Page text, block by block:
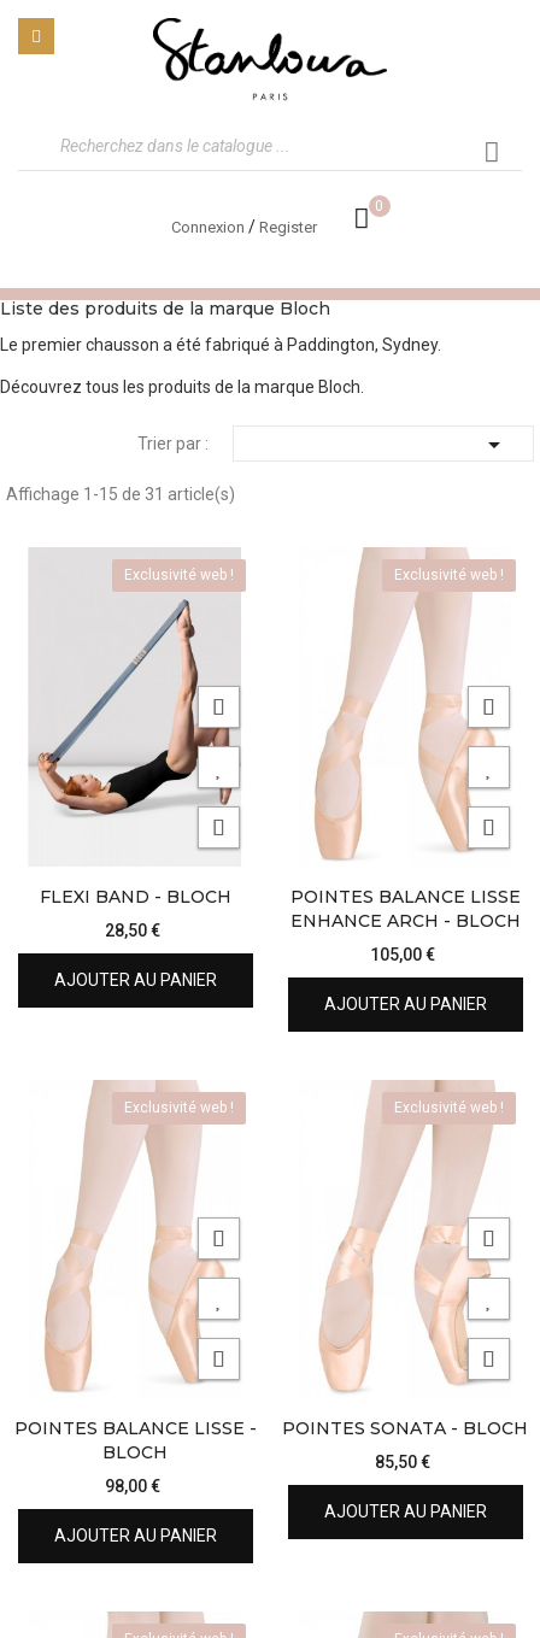
Connexion / Register
0
Liste des produits de la marque Bloch
Le premier chausson a été fabriqué à Paddington, Sydney.
Découvrez tous les produits de la marque Bloch.
Trier par : 
Affichage 1-15 de 31 article(s)
Exclusivité web !
FLEXI BAND - BLOCH
28,50 €
AJOUTER AU PANIER
Exclusivité web !
POINTES BALANCE LISSE
ENHANCE ARCH - BLOCH
105,00 €
AJOUTER AU PANIER
Exclusivité web !
POINTES BALANCE LISSE -
BLOCH
98,00 €
AJOUTER AU PANIER
Exclusivité web !
POINTES SONATA - BLOCH
85,50 €
AJOUTER AU PANIER